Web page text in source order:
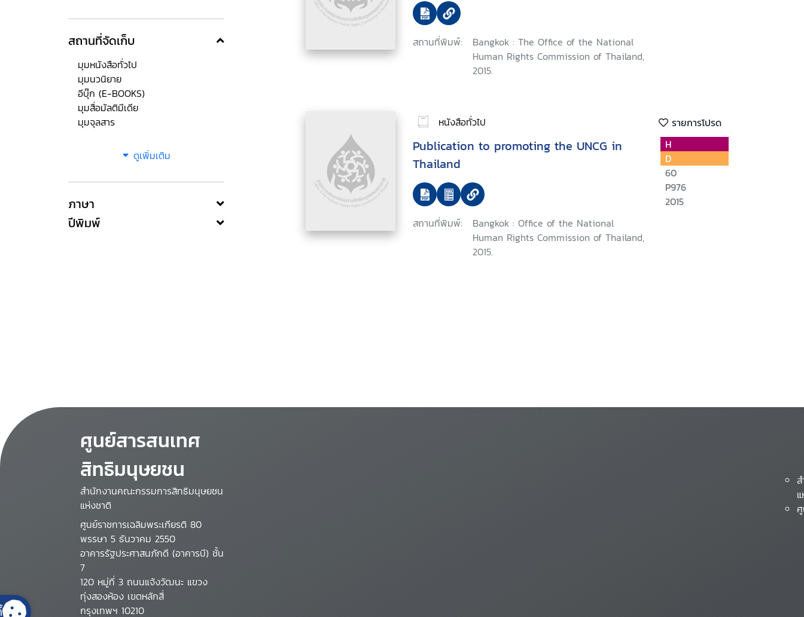
สถานที่จัดเก็บ
มุมหนังสือทั่วไป
มุมนวนิยาย
อีบุ๊ก (E-BOOKS)
มุมสื่อมัลติมีเดีย
มุมจุลสาร
ดูเพิ่มเติม
ภาษา
ปีพิมพ์
สถานที่พิมพ์:
Bangkok : The Office of the National
Human Rights Commission of Thailand,
2015.
หนังสือทั่วไป รายการโปรด
Publication to promoting the UNCG in
Thailand
สถานที่พิมพ์:
Bangkok : Office of the National
Human Rights Commission of Thailand,
2015.
H
D
60
P976
2015
ศูนย์สารสนเทศ
สิทธิมนุษยชน
สำนักงานคณะกรรมการสิทธิมนุษยชน
แห่งชาติ
ศูนย์ราชการเฉลิมพระเกียรติ 80
พรรษา 5 ธันวาคม 2550
อาคารรัฐประศาสนภักดี (อาคารบี) ชั้น
7
120 หมู่ที่ 3 ถนนแจ้งวัฒนะ แขวง
ทุ่งสองห้อง เขตหลักสี่
กรุงเทพฯ 10210